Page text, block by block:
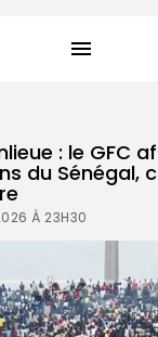
: le GFC
du Sénégal,
À 23H30